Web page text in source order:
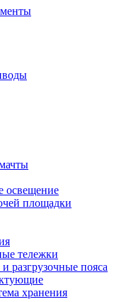
освещение
площадки
тележки
разгрузочные пояса
хранения